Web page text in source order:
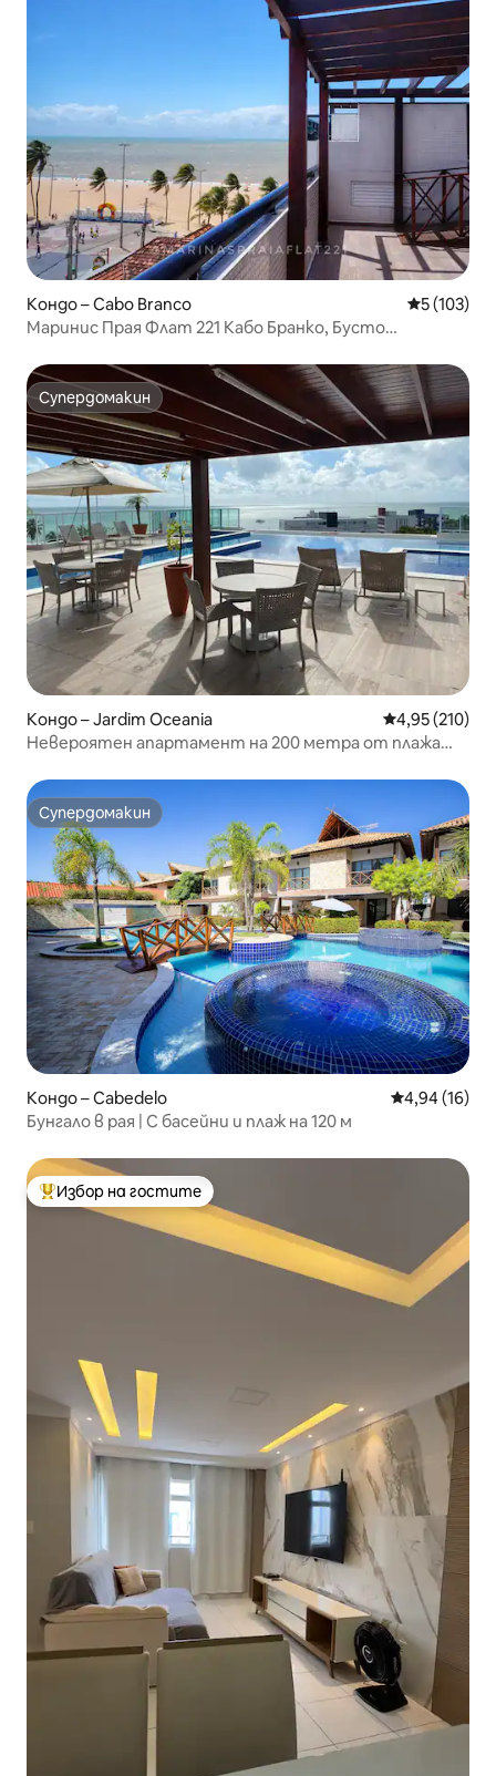
Кондо – Cabo Branco Средна
5 (103)
Маринис Прая Флат 221 Кабо Бранко, Бусто
Супердомакин
Супердомакин
Кондо – Jardim Oceania Средна
4,95 (210)
Невероятен апартамент на 200 метра от плажа
Супердомакин
Супердомакин
Кондо – Cabedelo Средна
4,94 (16)
Бунгало в рая | С басейни и плаж на 120 м
Най-популярен избор на гостите
Избор на гостите